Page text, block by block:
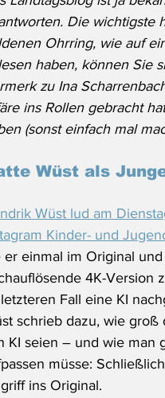
Die wichtigste
Ohrring, wie auf
haben, können Sie
zu Ina
ins Rollen gebracht
(sonst einfach mal
Wüst als
Wüst lud am
Kinder- und
er einmal im Original
4K-Version
Fall eine KI
schrieb dazu, wie groß
KI seien – und wie man
müsse:
ins Original.